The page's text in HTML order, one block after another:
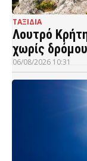
ΤΑΞΙΔΙΑ
Λουτρό
χωρίς
06/08/2026 10:31